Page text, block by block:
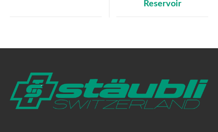
Reservoir